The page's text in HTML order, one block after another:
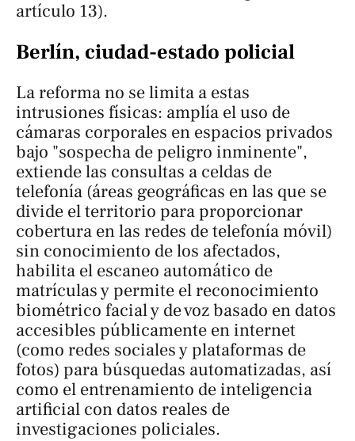
artículo 13).
Berlín, ciudad-estado policial
La reforma no se limita a estas
intrusiones físicas: amplía el uso de
cámaras corporales en espacios privados
bajo "sospecha de peligro inminente",
extiende las consultas a celdas de
telefonía (áreas geográficas en las que se
divide el territorio para proporcionar
cobertura en las redes de telefonía móvil)
sin conocimiento de los afectados,
habilita el escaneo automático de
matrículas y permite el reconocimiento
biométrico facial y de voz basado en datos
accesibles públicamente en internet
(como redes sociales y plataformas de
fotos) para búsquedas automatizadas, así
como el entrenamiento de inteligencia
artificial con datos reales de
investigaciones policiales.